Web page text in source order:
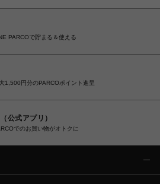
PARCOで貯まる＆使える
1,500円分のPARCOポイント進呈
公式アプリ）
でのお買い物がオトクに